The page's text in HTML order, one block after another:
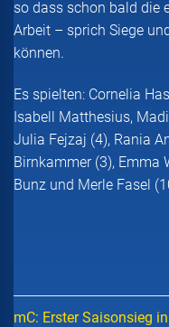
so dass schon bald die
Arbeit – sprich Siege
können.
Es spielten: Cornelia
Isabell Matthesius,
Julia Fejzaj (4), Rania
Birnkammer (3), Emma
Bunz und Merle Fasel
mC: Erster Saisonsieg in